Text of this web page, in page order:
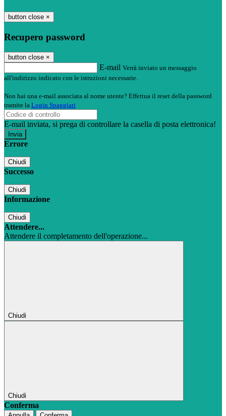
button close ×
Recupero password
button close ×
E-mail Verrà inviato un messaggio
all'indirizzo indicato con le istruzioni necessarie.
Non hai una e-mail associata al nome utente? Effettua il reset della password
tramite la Login Spaggiari
E-mail inviata, si prega di controllare la casella di posta elettronica!
Errore
Chiudi
Successo
Chiudi
Informazione
Chiudi
Attendere...
Attendere il completamento dell'operazione...
Chiudi
Chiudi
Conferma